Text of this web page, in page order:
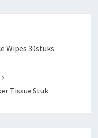
Wipes 30stuks
Tissue Stuk